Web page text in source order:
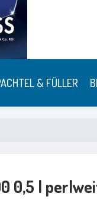
& FÜLLER
0,5 l